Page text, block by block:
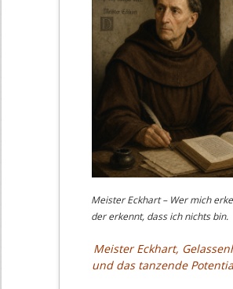
Meister Eckhart – Wer mich
der erkennt, dass ich nichts bin.
Meister Eckhart,
und das tanzende